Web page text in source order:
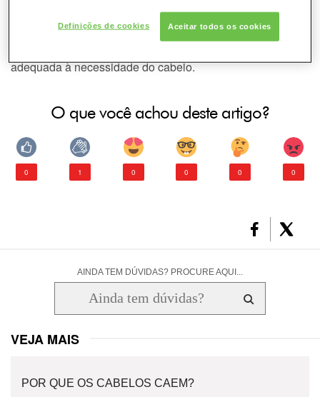
CONSULTORIA DE PRODUTOS GARNIER
Styling?
adequada à necessidade do cabelo.
O que você achou deste artigo?
0 1 0 0 0 0
AINDA TEM DÚVIDAS? PROCURE AQUI...
VEJA MAIS
POR QUE OS CABELOS CAEM?
Definições de cookies Aceitar todos os cookies